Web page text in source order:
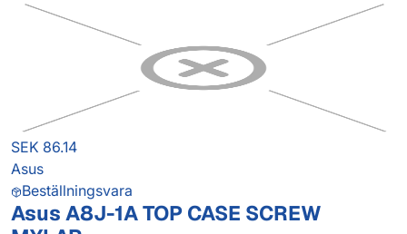
SEK 86.14
Asus
Beställningsvara
Asus A8J-1A TOP CASE SCREW